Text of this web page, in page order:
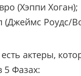
(Хэппи Хоган);
(Джеймс Роудс/
актеры,
5 Фазах: